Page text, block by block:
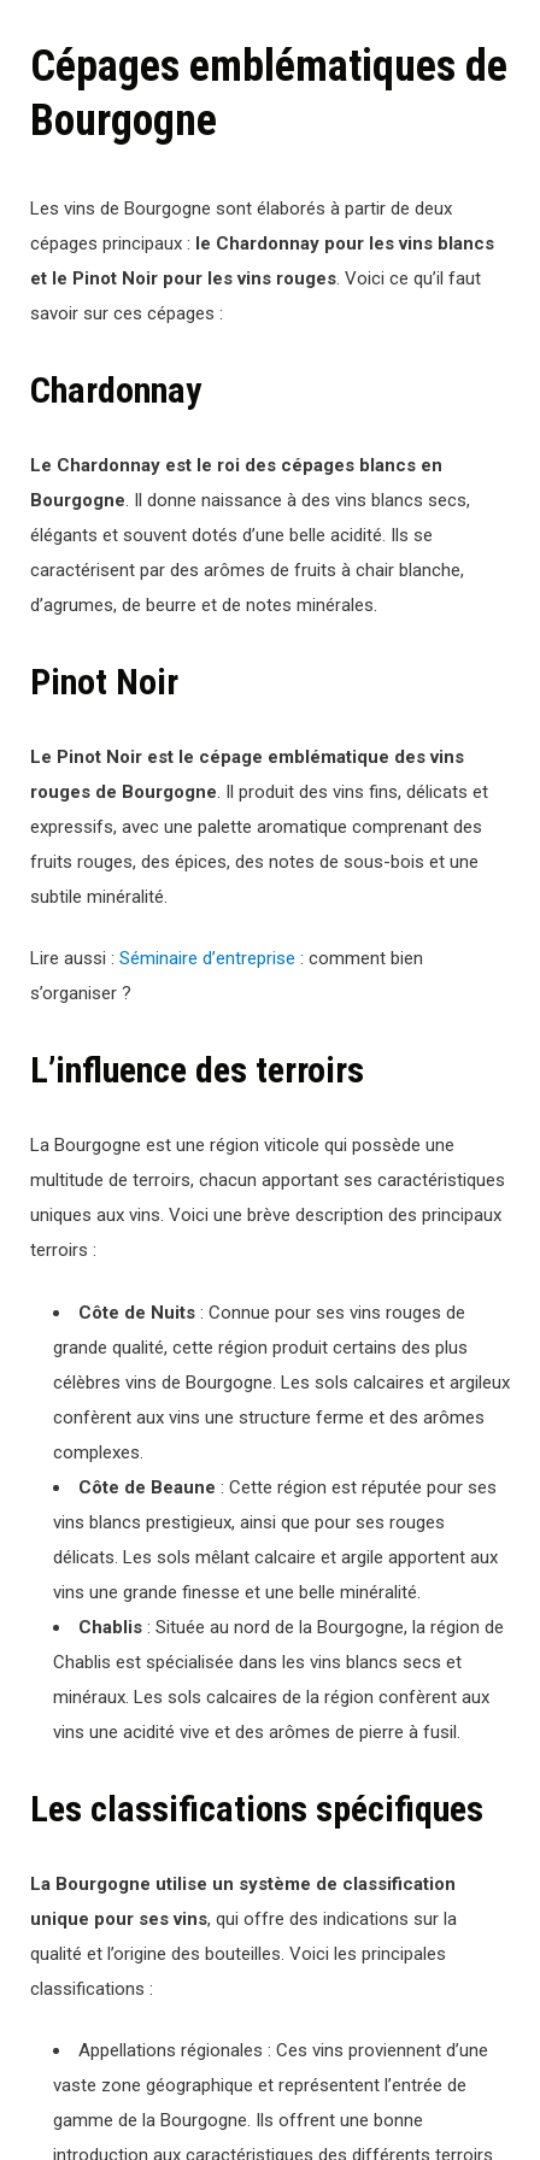
Cépages emblématiques de
Bourgogne
Les vins de Bourgogne sont élaborés à partir de deux
cépages principaux : le Chardonnay pour les vins blancs
et le Pinot Noir pour les vins rouges. Voici ce qu’il faut
savoir sur ces cépages :
Chardonnay
Le Chardonnay est le roi des cépages blancs en
Bourgogne. Il donne naissance à des vins blancs secs,
élégants et souvent dotés d’une belle acidité. Ils se
caractérisent par des arômes de fruits à chair blanche,
d’agrumes, de beurre et de notes minérales.
Pinot Noir
Le Pinot Noir est le cépage emblématique des vins
rouges de Bourgogne. Il produit des vins fins, délicats et
expressifs, avec une palette aromatique comprenant des
fruits rouges, des épices, des notes de sous-bois et une
subtile minéralité.
Lire aussi : Séminaire d’entreprise : comment bien
s’organiser ?
L’influence des terroirs
La Bourgogne est une région viticole qui possède une
multitude de terroirs, chacun apportant ses caractéristiques
uniques aux vins. Voici une brève description des principaux
terroirs :
Côte de Nuits: Connue pour ses vins rouges de
grande qualité, cette région produit certains des plus
célèbres vins de Bourgogne. Les sols calcaires et argileux
confèrent aux vins une structure ferme et des arômes
complexes.
Côte de Beaune : Cette région est réputée pour ses
vins blancs prestigieux, ainsi que pour ses rouges
délicats. Les sols mêlant calcaire et argile apportent aux
vins une grande finesse et une belle minéralité.
Chablis: Située au nord de la Bourgogne, la région de
Chablis est spécialisée dans les vins blancs secs et
minéraux. Les sols calcaires de la région confèrent aux
vins une acidité vive et des arômes de pierre à fusil.
Les classifications spécifiques
La Bourgogne utilise un système de classification
unique pour ses vins, qui offre des indications sur la
qualité et l’origine des bouteilles. Voici les principales
classifications :
Appellations régionales : Ces vins proviennent d’une
vaste zone géographique et représentent l’entrée de
gamme de la Bourgogne. Ils offrent une bonne